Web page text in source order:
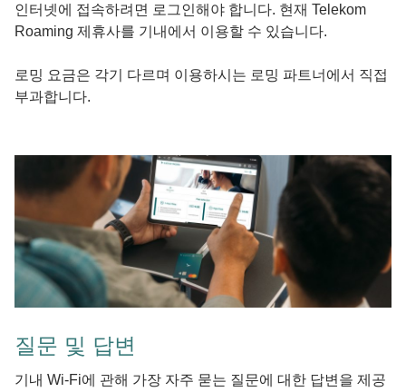
인터넷에 접속하려면 로그인해야 합니다. 현재 Telekom
Roaming 제휴사를 기내에서 이용할 수 있습니다.
로밍 요금은 각기 다르며 이용하시는 로밍 파트너에서 직접
부과합니다.
질문 및 답변
기내 Wi-Fi에 관해 가장 자주 묻는 질문에 대한 답변을 제공